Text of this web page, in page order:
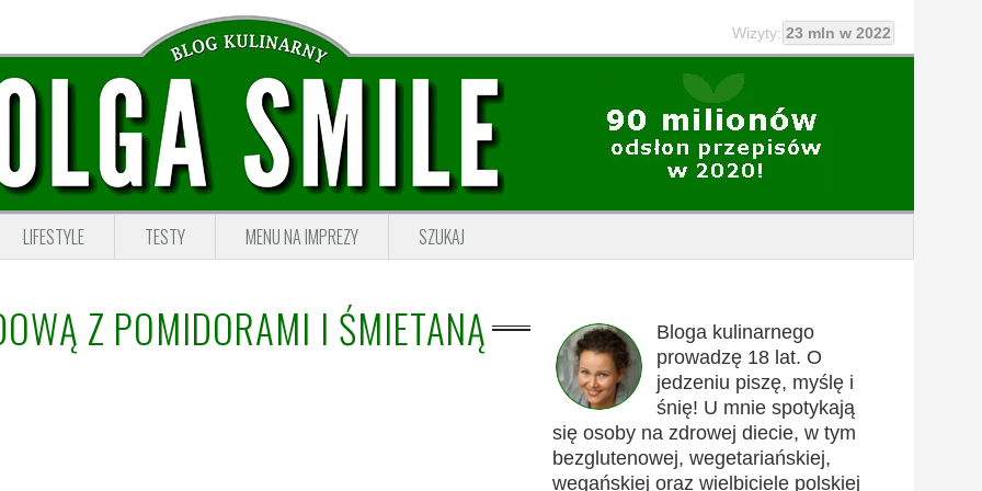
Wizyty: 23 mln w 2022
LIFESTYLE TESTY MENU NA IMPREZY SZUKAJ
Z POMIDORAMI I ŚMIETANĄ
Bloga kulinarnego
prowadzę 18 lat. O
jedzeniu piszę, myślę i
śnię! U mnie spotykają
się osoby na zdrowej diecie, w tym
bezglutenowej, wegetariańskiej,
wegańskiej oraz wielbiciele polskiej